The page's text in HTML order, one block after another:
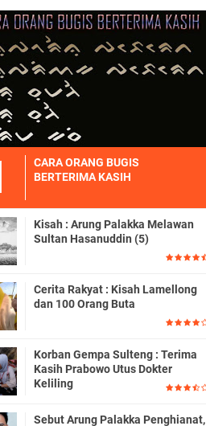
CARA ORANG BUGIS
BERTERIMA KASIH
Kisah : Arung Palakka Melawan
Sultan Hasanuddin (5)
Cerita Rakyat : Kisah Lamellong
dan 100 Orang Buta
Korban Gempa Sulteng : Terima
Kasih Prabowo Utus Dokter
Keliling
Sebut Arung Palakka Penghianat,